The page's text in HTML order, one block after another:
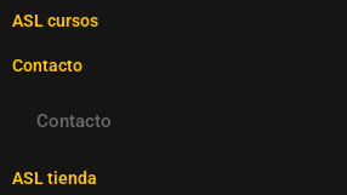
ASL cursos
Contacto
Contacto
ASL tienda